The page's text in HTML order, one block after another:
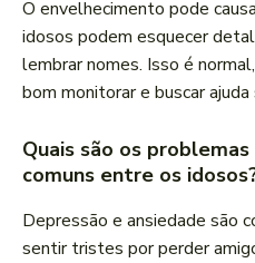
O envelhecimento pode
idosos podem esquecer
lembrar nomes. Isso é
bom monitorar e buscar
Quais são os
comuns entre os
Depressão e ansiedade são
sentir tristes por perder